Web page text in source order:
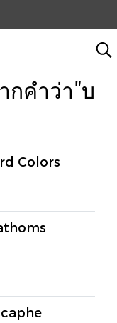
กคำว่า"บ
Colors